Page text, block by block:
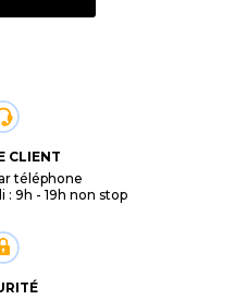
CLIENT
téléphone
: 9h - 19h non stop